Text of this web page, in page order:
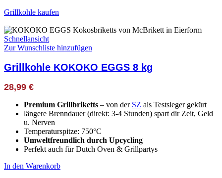
Grillkohle kaufen
Schnellansicht
Zur Wunschliste hinzufügen
Grillkohle KOKOKO EGGS 8 kg
28,99 €
Premium Grillbriketts – von der SZ als Testsieger gekürt
längere Brenndauer (direkt: 3-4 Stunden) spart dir Zeit, Geld
u. Nerven
Temperaturspitze: 750°C
Umweltfreundlich durch Upcycling
Perfekt auch für Dutch Oven & Grillpartys
In den Warenkorb